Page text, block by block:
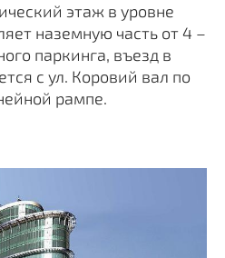
этаж в уровне
наземную часть от 4 –
паркинга, въезд в
с ул. Коровий вал по
рампе.